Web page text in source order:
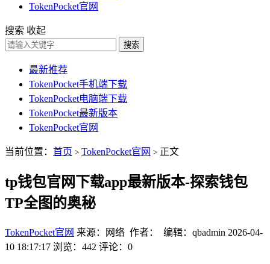
TokenPocket官网
搜索 收起
搜索
最新推荐
TokenPocket手机端下载
TokenPocket电脑端下载
TokenPocket最新版本
TokenPocket官网
当前位置： 首页 > TokenPocket官网 > 正文
tp钱包官网下载app最新版本-探索钱包
TP全图的奥秘
TokenPocket官网 来源：网络 作者： 编辑：qbadmin 2026-04-
10 18:17:17 浏览：442 评论：0